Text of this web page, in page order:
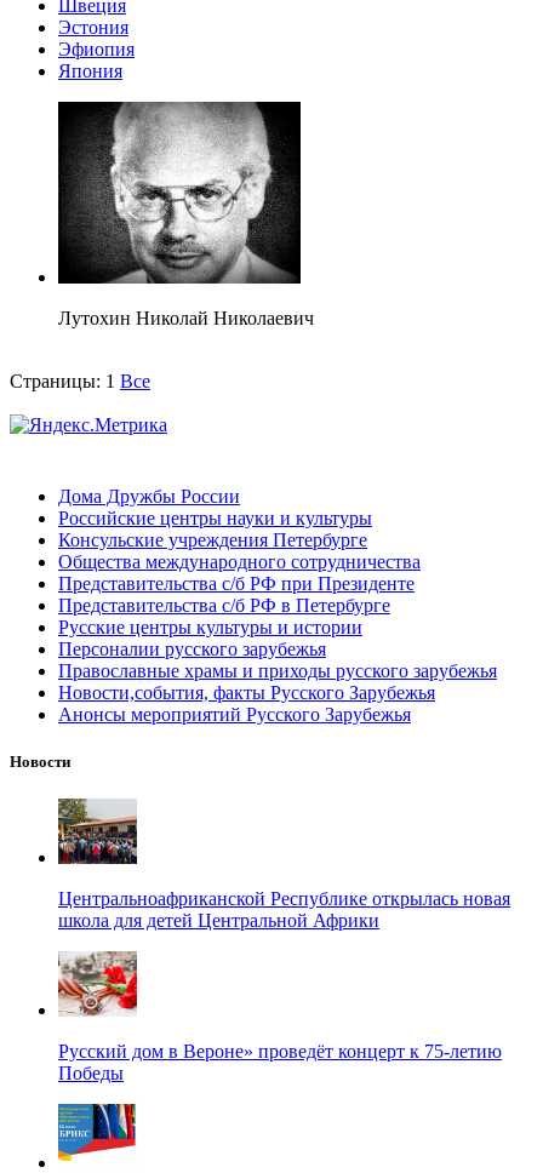
Швеция
Эстония
Эфиопия
Япония
Лутохин Николай Николаевич
Страницы: 1 Все
Дома Дружбы России
Российские центры науки и культуры
Консульские учреждения Петербурге
Общества международного сотрудничества
Представительства с/б РФ при Президенте
Представительства с/б РФ в Петербурге
Русские центры культуры и истории
Персоналии русского зарубежья
Православные храмы и приходы русского зарубежья
Новости,события, факты Русского Зарубежья
Анонсы мероприятий Русского Зарубежья
Новости
Центральноафриканской Республике открылась новая
школа для детей Центральной Африки
Русский дом в Вероне» проведёт концерт к 75-летию
Победы